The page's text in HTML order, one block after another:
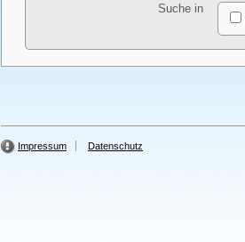
Suche in
Impressum Datenschutz